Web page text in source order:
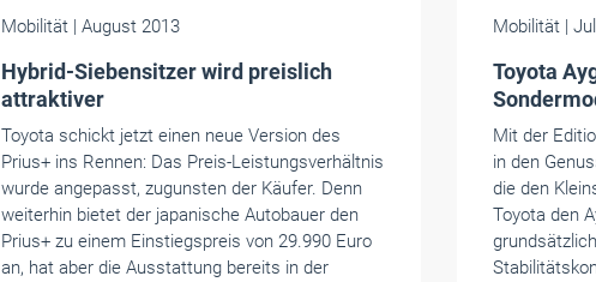
Mobilität | August 2013
Hybrid-Siebensitzer wird preislich
attraktiver
Toyota schickt jetzt einen neue Version des
Prius+ ins Rennen: Das Preis-Leistungsverhältnis
wurde angepasst, zugunsten der Käufer. Denn
weiterhin bietet der japanische Autobauer den
Prius+ zu einem Einstiegspreis von 29.990 Euro
an, hat aber die Ausstattung bereits in der
Mobilität |
Toyota
Mit der
in den
die den
Toyota den